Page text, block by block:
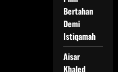
Bertahan
Demi
Istiqamah
Aisar
Khaled